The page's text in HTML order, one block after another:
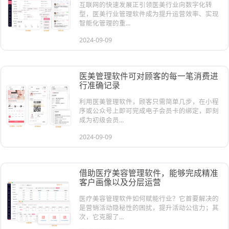
互联网的快速发展正引领医美行业向数字化转
型，医美行业管理软件成为提升运营效率、实现
智能化管理的重...
2024-09-09
医美管理软件可对顾客的每一笔消费进
行准确记录
利用医美管理软件，顾客只需简单几步，在小程
序或公众号上即可完成电子会员卡的绑定，即刻
成为初级会员...
2024-09-09
借助医疗美容管理软件，能够完成精准
客户画像以及分层运营
医疗美容管理软件如何赋能行业？它首要解决的
是营销活动隐秘性的困扰，提升活动公信力；其
次，它克服了...